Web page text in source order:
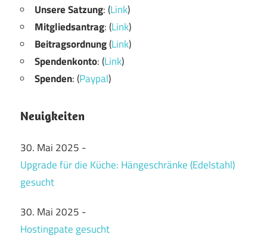
Unsere Satzung: (Link)
Mitgliedsantrag: (Link)
Beitragsordnung(Link)
Spendenkonto: (Link)
Spenden: (Paypal)
Neuigkeiten
30. Mai 2025 -
Upgrade für die Küche: Hängeschränke (Edelstahl)
gesucht
30. Mai 2025 -
Hostingpate gesucht